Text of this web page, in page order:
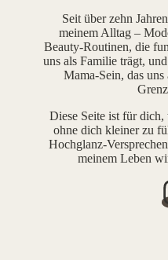
Seit über zehn
meinem Alltag –
Beauty-Routinen, die
uns als Familie trägt,
Mama-Sein, das
Diese Seite ist für
ohne dich kleiner zu
Hochglanz-
meinem Leben